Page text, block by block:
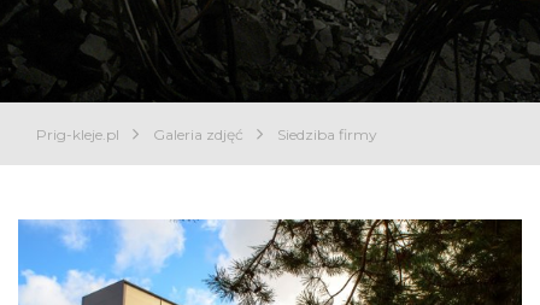
Prig-kleje.pl Galeria zdjęć Siedziba firmy